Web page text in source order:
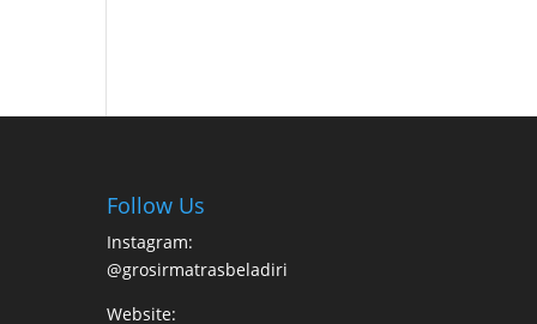
Follow Us
Instagram:
@grosirmatrasbeladiri
Website: